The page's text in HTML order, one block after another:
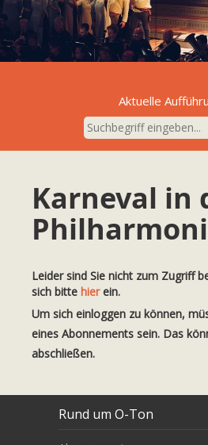
Aktuelle
Karneval in
Leider sind Sie nicht zum Zugriff
sich bitte hierein.
Um sich einloggen zu können,
eines Abonnements sein. Das
abschließen.
Rund um O-Ton